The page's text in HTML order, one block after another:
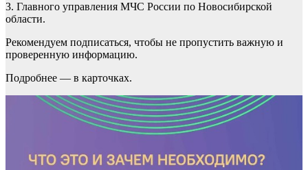
3. Главного управления МЧС России по Новосибирской
области.
Рекомендуем подписаться, чтобы не пропустить важную и
проверенную информацию.
Подробнее — в карточках.